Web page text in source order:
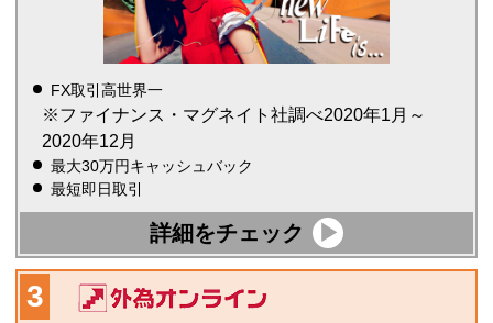
FX取引高世界一
※ファイナンス・マグネイト社調べ2020年1月～
2020年12月
最大30万円キャッシュバック
最短即日取引
詳細をチェック